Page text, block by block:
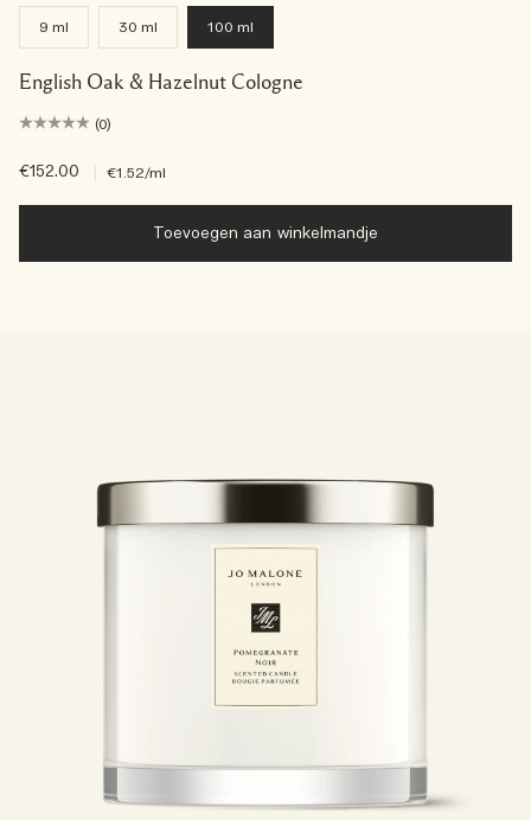
9 ml 30 ml 100 ml
English Oak & Hazelnut Cologne
(0)
€152.00 €1.52/ml
Toevoegen aan winkelmandje